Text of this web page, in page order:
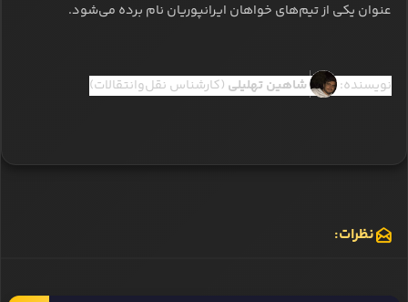
عنوان یکی از تیم‌های خواهان ایرانپوریان نام برده می‌شود.
نویسنده: شاهین تهلیلی (کارشناس نقل‌وانتقالات)
نظرات: